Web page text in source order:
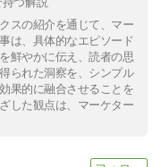
スの紹介を通じて、マー
は、具体的なエピソード
鮮やかに伝え、読者の思
られた洞察を、シンプル
果的に融合させることを
した観点は、マーケター